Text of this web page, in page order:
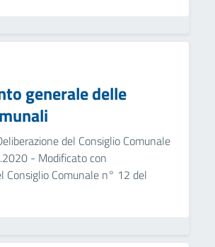
generale delle
del Consiglio Comunale
- Modificato con
Consiglio Comunale n° 12 del